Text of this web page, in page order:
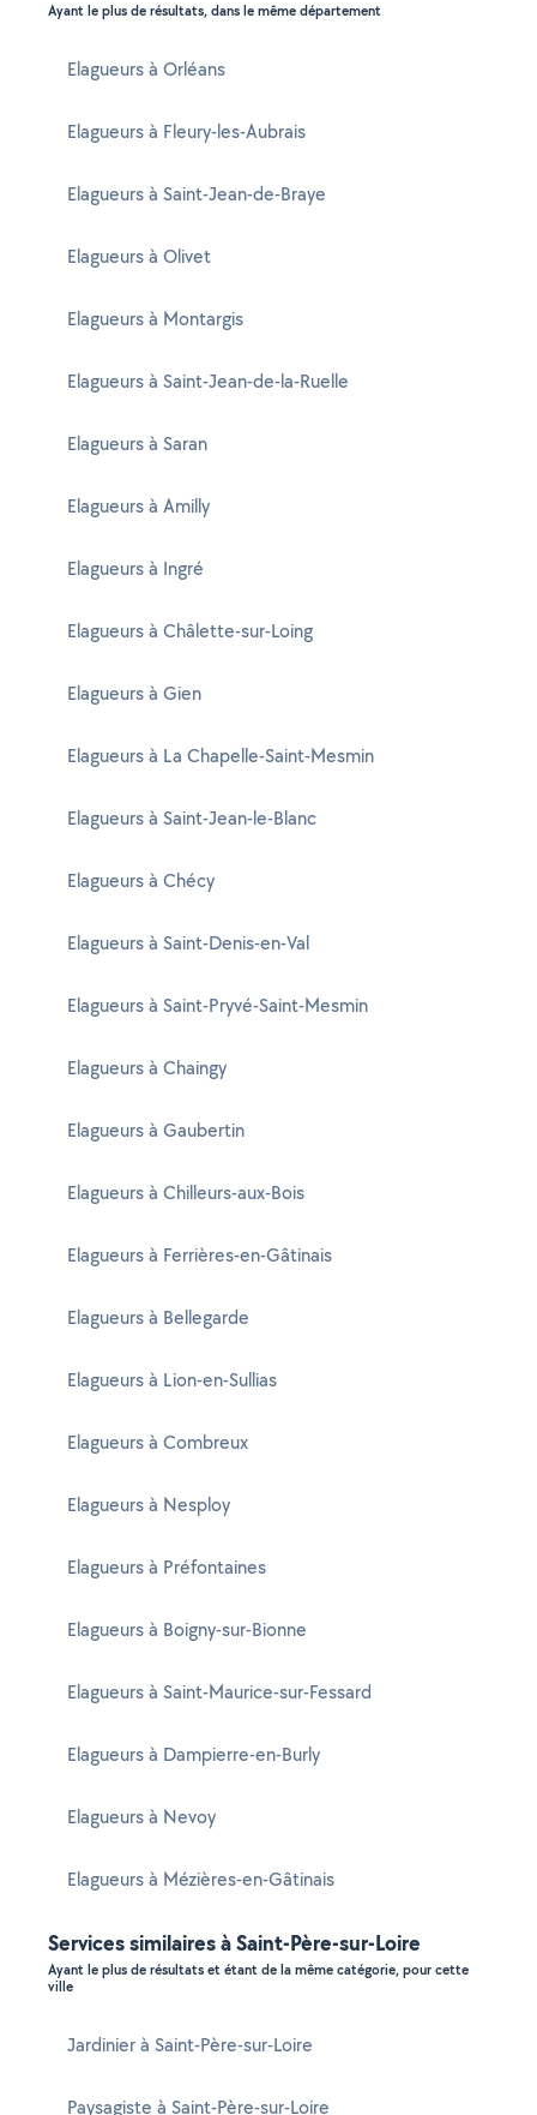
Ayant le plus de résultats, dans le même département
Elagueurs à Orléans
Elagueurs à Fleury-les-Aubrais
Elagueurs à Saint-Jean-de-Braye
Elagueurs à Olivet
Elagueurs à Montargis
Elagueurs à Saint-Jean-de-la-Ruelle
Elagueurs à Saran
Elagueurs à Amilly
Elagueurs à Ingré
Elagueurs à Châlette-sur-Loing
Elagueurs à Gien
Elagueurs à La Chapelle-Saint-Mesmin
Elagueurs à Saint-Jean-le-Blanc
Elagueurs à Chécy
Elagueurs à Saint-Denis-en-Val
Elagueurs à Saint-Pryvé-Saint-Mesmin
Elagueurs à Chaingy
Elagueurs à Gaubertin
Elagueurs à Chilleurs-aux-Bois
Elagueurs à Ferrières-en-Gâtinais
Elagueurs à Bellegarde
Elagueurs à Lion-en-Sullias
Elagueurs à Combreux
Elagueurs à Nesploy
Elagueurs à Préfontaines
Elagueurs à Boigny-sur-Bionne
Elagueurs à Saint-Maurice-sur-Fessard
Elagueurs à Dampierre-en-Burly
Elagueurs à Nevoy
Elagueurs à Mézières-en-Gâtinais
Services similaires à Saint-Père-sur-Loire
Ayant le plus de résultats et étant de la même catégorie, pour cette
ville
Jardinier à Saint-Père-sur-Loire
Paysagiste à Saint-Père-sur-Loire